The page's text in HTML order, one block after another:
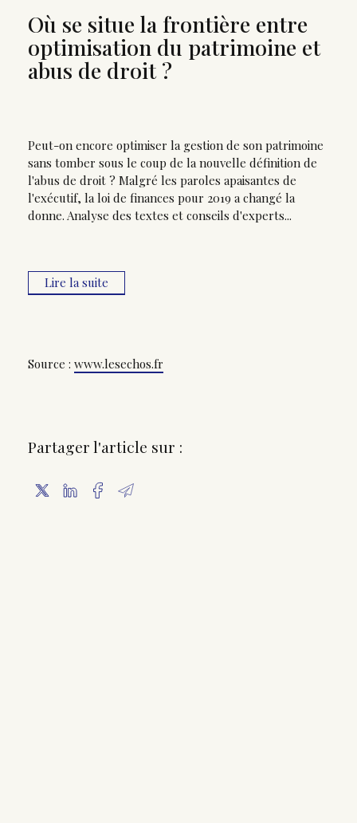
Où se situe la frontière entre
optimisation du patrimoine et
abus de droit ?
Source : www.lesechos.fr
Peut-on encore optimiser la gestion de son patrimoine
sans tomber sous le coup de la nouvelle définition de
l'abus de droit ? Malgré les paroles apaisantes de
l'exécutif, la loi de finances pour 2019 a changé la
donne. Analyse des textes et conseils d'experts...
Lire la suite